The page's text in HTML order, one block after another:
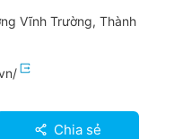
Vĩnh Trường, Thành
Chia sẻ